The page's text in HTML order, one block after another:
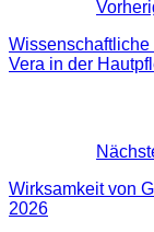
Vera in der
Wirksamkeit von
2026